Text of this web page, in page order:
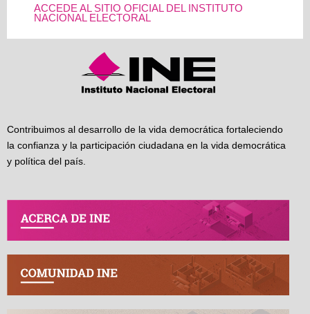
ACCEDE AL SITIO OFICIAL DEL INSTITUTO
NACIONAL ELECTORAL
Contribuimos al desarrollo de la vida democrática fortaleciendo
la confianza y la participación ciudadana en la vida democrática
y política del país.